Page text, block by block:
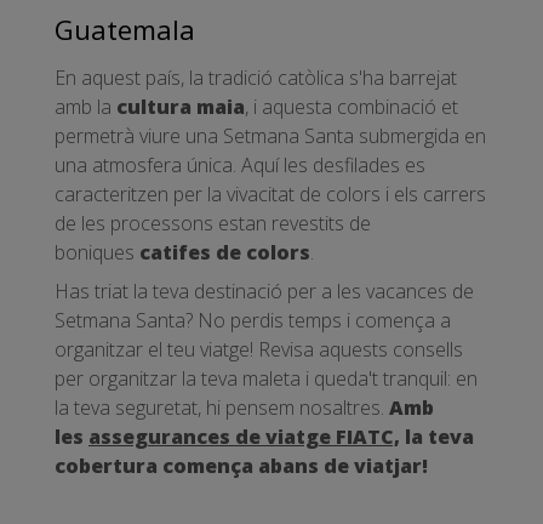
Guatemala
En aquest país, la tradició catòlica s'ha barrejat
amb la cultura maia, i aquesta combinació et
permetrà viure una Setmana Santa submergida en
una atmosfera única. Aquí les desfilades es
caracteritzen per la vivacitat de colors i els carrers
de les processons estan revestits de
boniques catifes de colors.
Has triat la teva destinació per a les vacances de
Setmana Santa? No perdis temps i comença a
organitzar el teu viatge! Revisa aquests consells
per organitzar la teva maleta i queda't tranquil: en
la teva seguretat, hi pensem nosaltres. Amb
les assegurances de viatge FIATC, la teva
cobertura comença abans de viatjar!